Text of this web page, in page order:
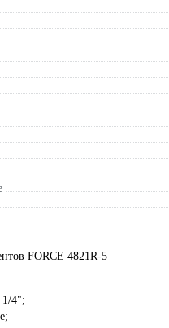
FORCE 4821R-5
1/4";